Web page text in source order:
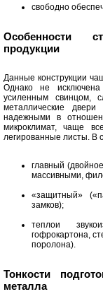
свободно
Особенности
продукции
Данные конструкции
Однако не
усиленным свинцом,
металлические двери
надежными в
микроклимат, чаще
легированные листы. В
главный
массивными,
«защитный»
замков);
теплои
гофрокартона,
поролона).
Тонкости
металла